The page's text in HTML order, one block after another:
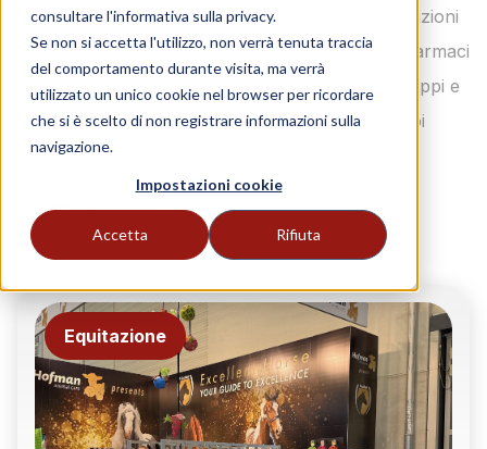
consultare l'informativa sulla privacy.
Se non si accetta l'utilizzo, non verrà tenuta traccia
del comportamento durante visita, ma verrà
utilizzato un unico cookie nel browser per ricordare
che si è scelto di non registrare informazioni sulla
navigazione.
Impostazioni cookie
Accetta Rifiuta
Scopri le ultime novità in campo veterinario: soluzioni
innovative e intuizioni importanti dal mondo dei farmaci
per animali. Resta informato sui nostri ultimi sviluppi e
sui prodotti rivoluzionari, perché la salute dei tuoi
animali è la nostra priorità.
Equitazione